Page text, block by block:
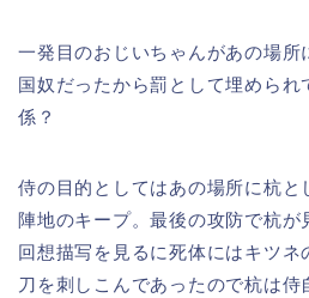
一発目のおじいちゃんがあの場所
国奴だったから罰として埋められ
係？
侍の目的としてはあの場所に杭と
陣地のキープ。最後の攻防で杭が
回想描写を見るに死体にはキツネ
刀を刺しこんであったので杭は侍